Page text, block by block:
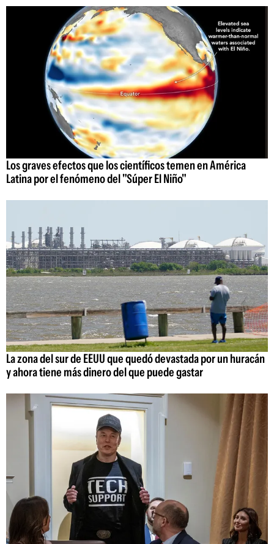
Los graves efectos que los científicos temen en América
Latina por el fenómeno del "Súper El Niño"
La zona del sur de EEUU que quedó devastada por un huracán
y ahora tiene más dinero del que puede gastar